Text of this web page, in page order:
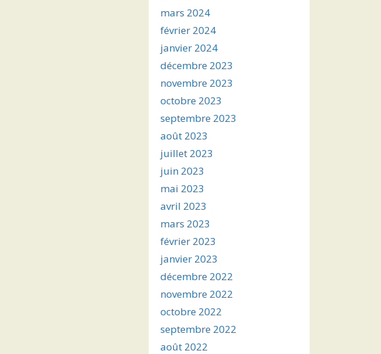
mars 2024
février 2024
janvier 2024
décembre 2023
novembre 2023
octobre 2023
septembre 2023
août 2023
juillet 2023
juin 2023
mai 2023
avril 2023
mars 2023
février 2023
janvier 2023
décembre 2022
novembre 2022
octobre 2022
septembre 2022
août 2022